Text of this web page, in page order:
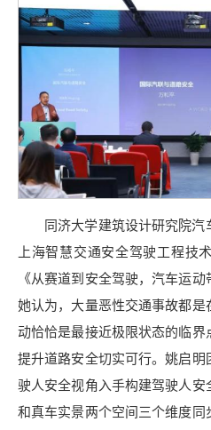
同济大学建筑设计研究院汽
上海智慧交通安全驾驶工程技
《从赛道到安全驾驶，汽车运
她认为，大量恶性交通事故都
动恰恰是最接近极限状态的临
提升道路安全切实可行。姚启
驶人安全视角入手构建驾驶人
和真车实景两个空间三个维度